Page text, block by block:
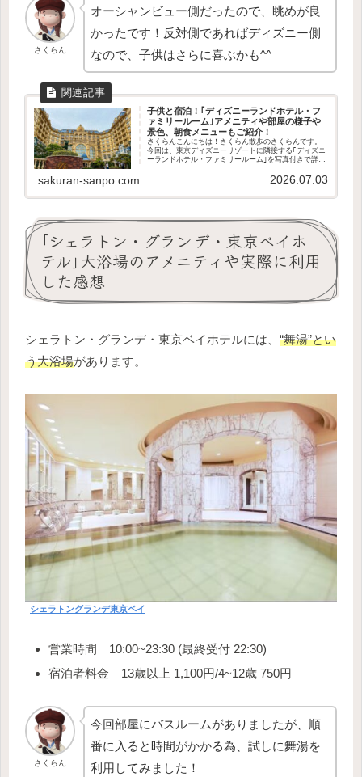
さくらん
オーシャンビュー側だったので、眺めが良
かったです！反対側であればディズニー側
なので、子供はさらに喜ぶかも^^
子供と宿泊！｢ディズニーランドホテル・フ
ァミリールーム｣アメニティや部屋の様子や
景色、朝食メニューもご紹介！
さくらんこんにちは！さくらん散歩のさくらんです。
今回は、東京ディズニーリゾートに隣接する｢ディズニ
ーランドホテル・ファミリールーム｣を写真付きで詳し
の計6人で宿泊したので、子供連れでの感想...
sakuran-sanpo.com 2026.07.03
｢シェラトン・グランデ・東京ベイホ
テル｣大浴場のアメニティや実際に利用
した感想
シェラトン・グランデ・東京ベイホテルには、 “舞湯”とい
う大浴場があります。
シェラトングランデ東京ベイ
営業時間 10:00~23:30 (最終受付 22:30)
宿泊者料金 13歳以上 1,100円/4~12歳 750円
さくらん
今回部屋にバスルームがありましたが、順
番に入ると時間がかかる為、試しに舞湯を
利用してみました！